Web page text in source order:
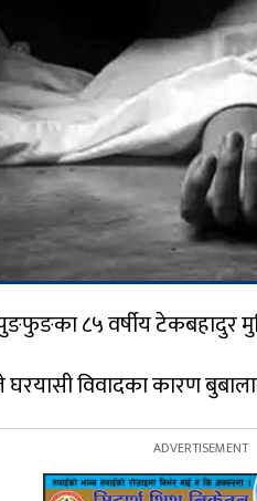
८५ वर्षीय टेकबहादुर
विवादका कारण